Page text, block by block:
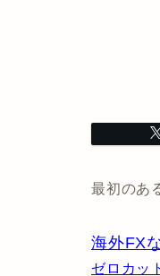
最初のあ
海外FX
ゼロカッ